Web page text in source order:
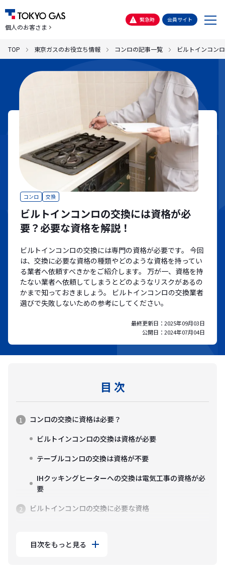
個人のお客さま
緊急時 会員サイト
メ
ー
TOP 東京ガスのお役立ち情報 コンロの記事一覧 ビルトインコン
コンロ 交換
ビルトインコンロの交換には資格が必
要？必要な資格を解説！
ビルトインコンロの交換には専門の資格が必要です。 今回
は、交換に必要な資格の種類やどのような資格を持ってい
る業者へ依頼すべきかをご紹介します。 万が一、資格を持
たない業者へ依頼してしまうとどのようなリスクがあるの
かまで知っておきましょう。 ビルトインコンロの交換業者
選びで失敗しないための参考にしてください。
最終更新日： 2025年09月03日
公開日： 2024年07月04日
目 次
コンロの交換に資格は必要？
ビルトインコンロの交換は資格が必要
テーブルコンロの交換は資格が不要
IHクッキングヒーターへの交換は電気工事の資格が必
要
ビルトインコンロの交換に必要な資格
目次をもっと見る